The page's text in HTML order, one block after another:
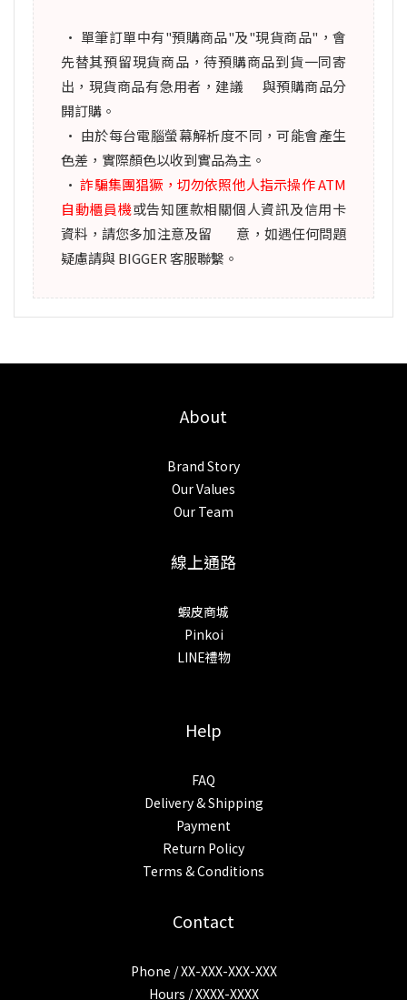
· 單筆訂單中有"預購商品"及"現貨商品"，會
先替其預留現貨商品，待預購商品到貨一同寄
出 ，現貨商品有急用者，建議 與預購商品分
開訂購。
· 由於每台電腦螢幕解析度不同，可能會產生
色差，實際顏色以收到實品為主。
·詐騙集團猖獗，切勿依照他人指示操作 ATM
自動櫃員機或告知匯款相關個人資訊及信用卡
資料，請您多加注意及留 意，如遇任何問題
疑慮請與 BIGGER 客服聯繫。
About
Brand Story
Our Values
Our Team
線上通路
蝦皮商城
Pinkoi
LINE禮物
Help
FAQ
Delivery & Shipping
Payment
Return Policy
Terms & Conditions
Contact
Phone / XX-XXX-XXX-XXX
Hours / XXXX-XXXX